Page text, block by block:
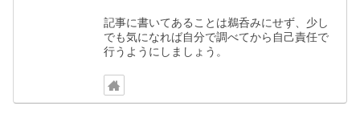
記事に書いてあることは鵜呑みにせず、少し
でも気になれば自分で調べてから自己責任で
行うようにしましょう。